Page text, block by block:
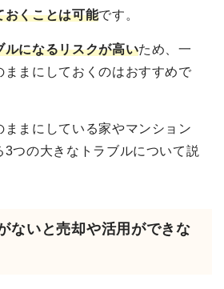
おくことは可能です。
ルになるリスクが高いため、一
ままにしておくのはおすすめで
まにしている家やマンション
3つの大きなトラブルについて説
ないと売却や活用ができな